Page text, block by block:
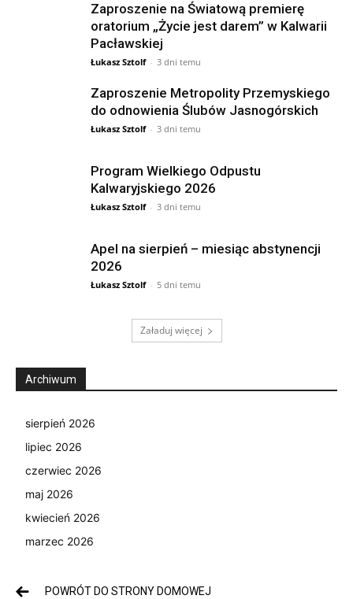
Zaproszenie na Światową premierę
oratorium „Życie jest darem” w Kalwarii
Pacławskiej
Łukasz Sztolf - 3 dni temu
Zaproszenie Metropolity Przemyskiego
do odnowienia Ślubów Jasnogórskich
Łukasz Sztolf - 3 dni temu
Program Wielkiego Odpustu
Kalwaryjskiego 2026
Łukasz Sztolf - 3 dni temu
Apel na sierpień – miesiąc abstynencji
2026
Łukasz Sztolf - 5 dni temu
Załaduj więcej
Archiwum
sierpień 2026
lipiec 2026
czerwiec 2026
maj 2026
kwiecień 2026
marzec 2026
POWRÓT DO STRONY DOMOWEJ